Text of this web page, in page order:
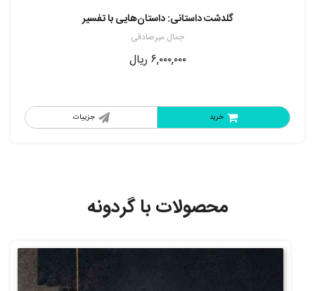
گلدشت داستانی: داستان‌هایی با تفسیر
جمال میرصادقی
۶,۰۰۰,۰۰۰ ریال
جزییات خرید
محصولات با گردونه